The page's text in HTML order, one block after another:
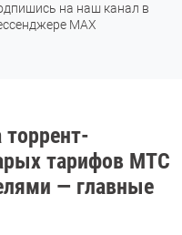
телевизоров 2026:
модели для гостиной,
торрент-
тарифов МТС
— главные